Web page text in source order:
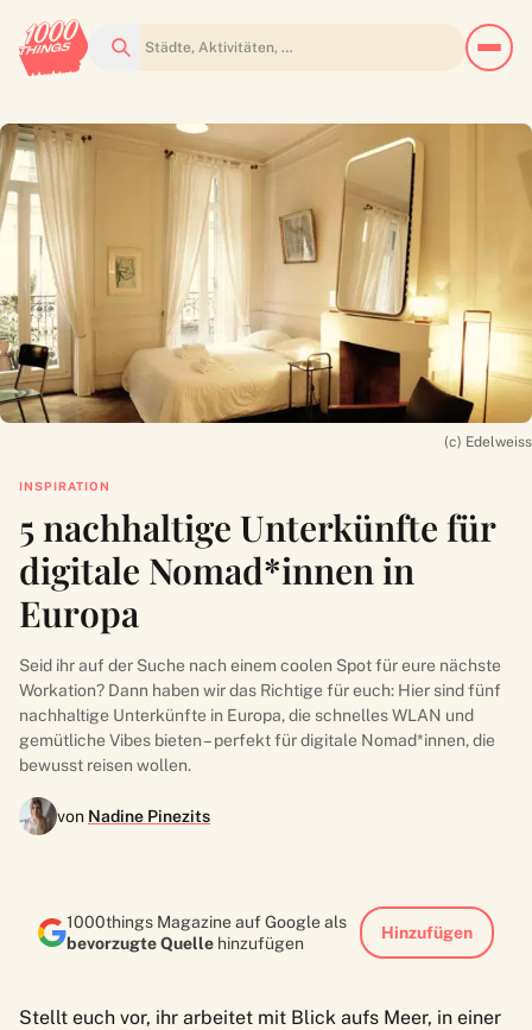
Suchen
(c) Edelweiss
INSPIRATION
5 nachhaltige Unterkünfte für
digitale Nomad*innen in
Europa
Seid ihr auf der Suche nach einem coolen Spot für eure nächste
Workation? Dann haben wir das Richtige für euch: Hier sind fünf
nachhaltige Unterkünfte in Europa, die schnelles WLAN und
gemütliche Vibes bieten – perfekt für digitale Nomad*innen, die
bewusst reisen wollen.
von Nadine Pinezits
1000things Magazine auf Google als
bevorzugte Quelle hinzufügen
Hinzufügen
Stellt euch vor, ihr arbeitet mit Blick aufs Meer, in einer